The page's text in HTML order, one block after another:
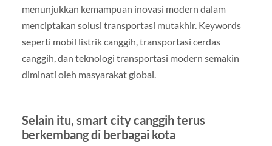
menunjukkan kemampuan inovasi modern dalam
menciptakan solusi transportasi mutakhir. Keywords
seperti mobil listrik canggih, transportasi cerdas
canggih, dan teknologi transportasi modern semakin
diminati oleh masyarakat global.
Selain itu, smart city canggih terus
berkembang di berbagai kota